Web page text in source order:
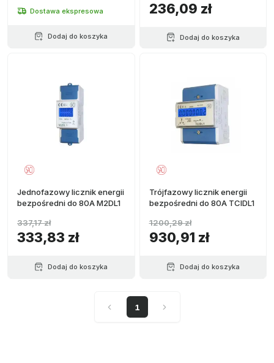
Dostawa ekspresowa
Dodaj do koszyka
236,09 zł
Dodaj do koszyka
Jednofazowy licznik energii
bezpośredni do 80A M2DL1
333,83 zł
337,17 zł
Dodaj do koszyka
Trójfazowy licznik energii
bezpośredni do 80A TCIDL1
930,91 zł
1200,29 zł
Dodaj do koszyka
1